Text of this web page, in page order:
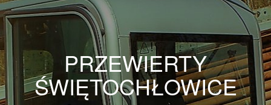
PRZEWIERTY
ŚWIĘTOCHŁOWICE